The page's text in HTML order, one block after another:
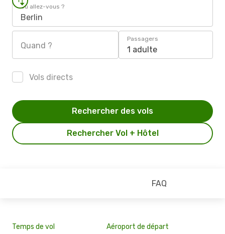
Où allez-vous ?
Berlin
Quand ?
Passagers
1 adulte
Vols directs
Rechercher Vol + Hôtel
Rechercher des vols
FAQ
Temps de vol Aéroport de départ